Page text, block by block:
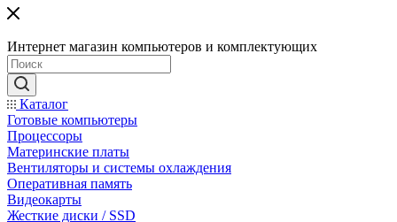
Интернет магазин компьютеров и комплектующих
Каталог
Готовые компьютеры
Процессоры
Материнские платы
Вентиляторы и системы охлаждения
Оперативная память
Видеокарты
Жесткие диски / SSD